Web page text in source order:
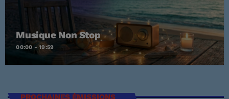
Musique Non Stop
00:00 - 19:59
PROCHAINES ÉMISSIONS